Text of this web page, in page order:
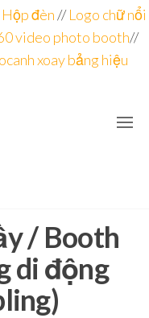
Hộp đèn//Logo chữ nổi
video photo booth//
xoay bảng hiệu
/ Booth
di động